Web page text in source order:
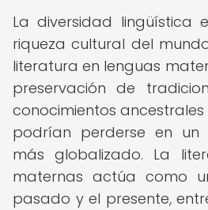
La diversidad lingüística
riqueza cultural del
literatura en lenguas
preservación de
conocimientos
podrían perderse en
más globalizado. La
maternas actúa como
pasado y el presente,